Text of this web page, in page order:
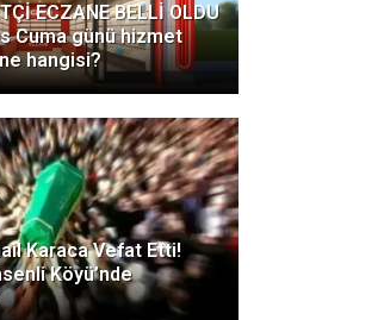
ECZANE BELLİ OLDU
Cuma günü hizmet
hangisi?
Karaca Vefat Etti!
Köyü’nde